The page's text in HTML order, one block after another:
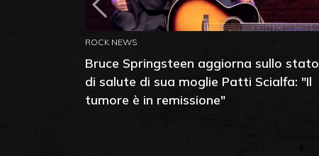
ROCK NEWS
Bruce Springsteen aggiorna sullo stato
di salute di sua moglie Patti Scialfa: "Il
tumore è in remissione"